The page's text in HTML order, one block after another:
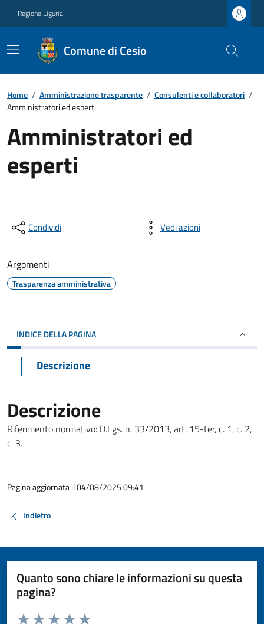
Regione Liguria
Comune di Cesio
Home / Amministrazione trasparente / Consulenti e collaboratori /
Amministratori ed esperti
Amministratori ed
esperti
Condividi Vedi azioni
Argomenti
Trasparenza amministrativa
INDICE DELLA PAGINA
Descrizione
Descrizione
Riferimento normativo: D.Lgs. n. 33/2013, art. 15-ter, c. 1, c. 2,
c. 3.
Pagina aggiornata il 04/08/2025 09:41
Indietro
Quanto sono chiare le informazioni su questa
pagina?
Valuta da 1 a 5 stelle la pagina